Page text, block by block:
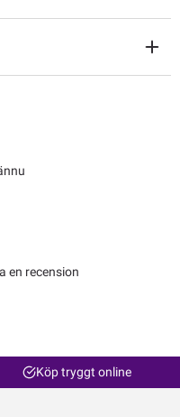
en recension
Köp tryggt online